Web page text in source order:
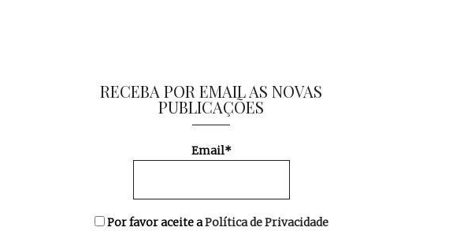
RECEBA POR EMAIL AS NOVAS
PUBLICAÇÕES
Email*
Por favor aceite aPolítica de Privacidade